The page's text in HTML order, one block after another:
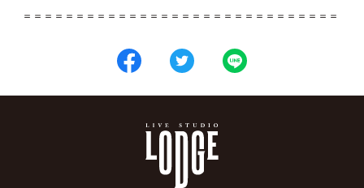
＝＝＝＝＝＝＝＝＝＝＝＝＝＝＝＝＝＝＝＝＝＝＝＝＝＝＝＝＝＝